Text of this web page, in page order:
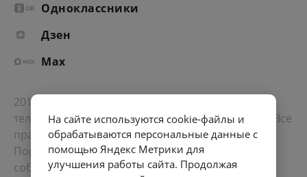
Одноклассники
Дзен
Max
2012-2026 © Портал «Электронное интернет-
телевидение правительства Санкт-Петербурга». Все
права защищены.
Портал Санкт-Петербурга- о его людях, жизни,
событиях, последних новостях.
На сайте используются cookie-файлы и
обрабатываются персональные данные с
помощью Яндекс Метрики для
улучшения работы сайта. Продолжая